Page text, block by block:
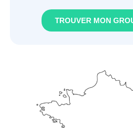
TROUVER MON